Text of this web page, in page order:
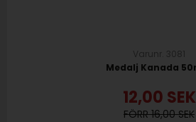
Varunr. 3081
Medalj Kanada
16,00
12,00 SEK